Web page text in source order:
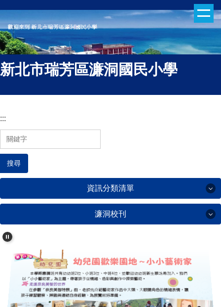
到
主
要
內
容
區
新北市瑞芳區濂洞國民小學
:::
搜尋
資訊分類清單
學校簡介
校友專區
濂洞校刊
濂洞校刊
濂洞校刊
心濂心校刊
濂洞電子報